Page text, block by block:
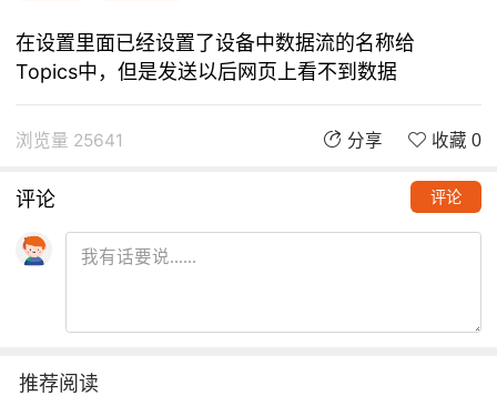
在设置里面已经设置了设备中数据流的名称给
Topics中，但是发送以后网页上看不到数据
浏览量 25641 分享 收藏 0
评论 评论
推荐阅读